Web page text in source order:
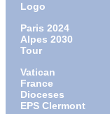
Logo
Paris 2024
Alpes 2030
Tour
Vatican
France
Dioceses
EPS Clermont